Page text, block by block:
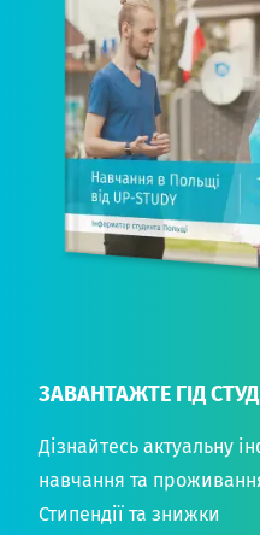
ЗАВАНТАЖТЕ ГІД
Дізнайтесь актуальну
навчання та
Стипендії та знижки